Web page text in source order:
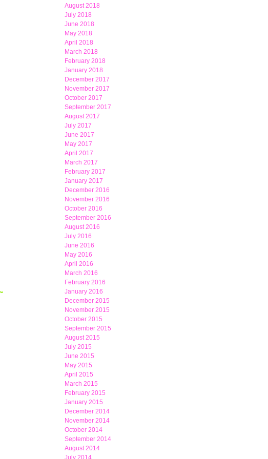
August 2018
July 2018
June 2018
May 2018
April 2018
March 2018
February 2018
January 2018
December 2017
November 2017
October 2017
September 2017
August 2017
July 2017
June 2017
May 2017
April 2017
March 2017
February 2017
January 2017
December 2016
November 2016
October 2016
September 2016
August 2016
July 2016
June 2016
May 2016
April 2016
March 2016
February 2016
January 2016
December 2015
November 2015
October 2015
September 2015
August 2015
July 2015
June 2015
May 2015
April 2015
March 2015
February 2015
January 2015
December 2014
November 2014
October 2014
September 2014
August 2014
July 2014